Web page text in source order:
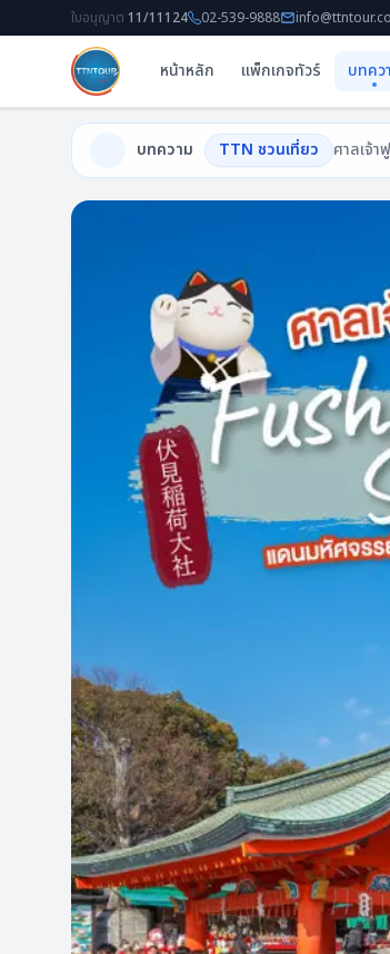
ใบอนุญาต 11/11124 02-539-9888
หน้าหลัก แพ็กเกจทัวร์ บทคว
บทความ TTN ชวนเที่ยว ศาลเจ้